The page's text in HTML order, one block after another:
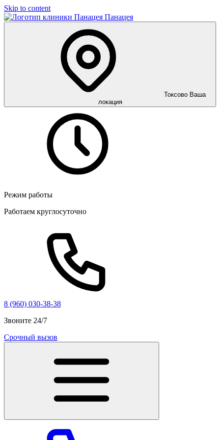
Skip to content
Панацея
Токсово Ваша
локация
Режим работы
Работаем круглосуточно
8 (960) 030-38-38
Звоните 24/7
Срочный вызов